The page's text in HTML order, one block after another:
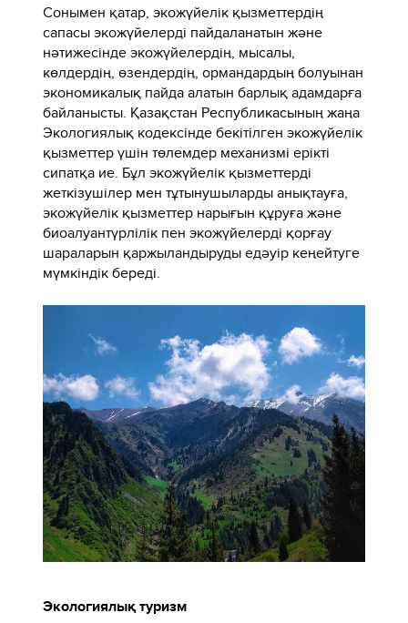
Сонымен қатар, экожүйелік қызметтердің
сапасы экожүйелерді пайдаланатын және
нәтижесінде экожүйелердің, мысалы,
көлдердің, өзендердің, ормандардың болуынан
экономикалық пайда алатын барлық адамдарға
байланысты. Қазақстан Республикасының жаңа
Экологиялық кодексінде бекітілген экожүйелік
қызметтер үшін төлемдер механизмі ерікті
сипатқа ие. Бұл экожүйелік қызметтерді
жеткізушілер мен тұтынушыларды анықтауға,
экожүйелік қызметтер нарығын құруға және
биоалуантүрлілік пен экожүйелерді қорғау
шараларын қаржыландыруды едәуір кеңейтуге
мүмкіндік береді.
Экологиялық туризм